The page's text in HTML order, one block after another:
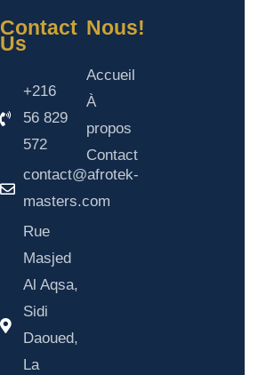
Contact
Us
+216
56 829
572
contact@afrotek-
masters.com
Rue
Masjed
Al Aqsa,
Sidi
Daoued,
La
Nous!
Accueil
À
propos
Contact